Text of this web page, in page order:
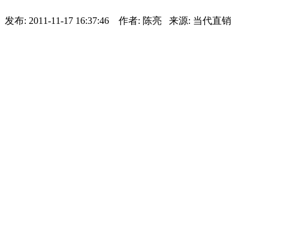
发布: 2011-11-17 16:37:46 作者: 陈亮 来源: 当代直销